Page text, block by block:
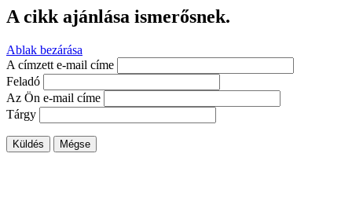
A cikk ajánlása ismerősnek.
Ablak bezárása
A címzett e-mail címe
Feladó
Az Ön e-mail címe
Tárgy
Küldés Mégse